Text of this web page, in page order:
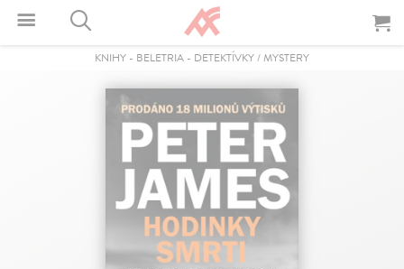
KNIHY - BELETRIA - DETEKTÍVKY / MYSTERY